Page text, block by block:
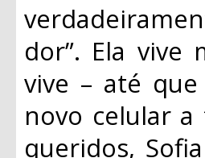
dor”. Ela
vive – até
novo celular
queridos,